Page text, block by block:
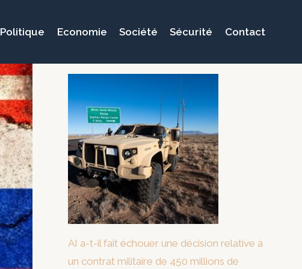
Politique Economie Société Sécurité Contact
AI a-t-il fait échouer une décision relative à
un contrat militaire de 450 millions de